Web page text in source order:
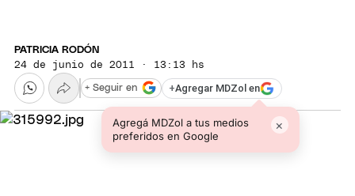
PATRICIA RODÓN
24 de junio de 2011 · 13:13 hs
+Agregar MDZol en
Agregá MDZol a tus medios
preferidos en Google
×
+ Seguir en